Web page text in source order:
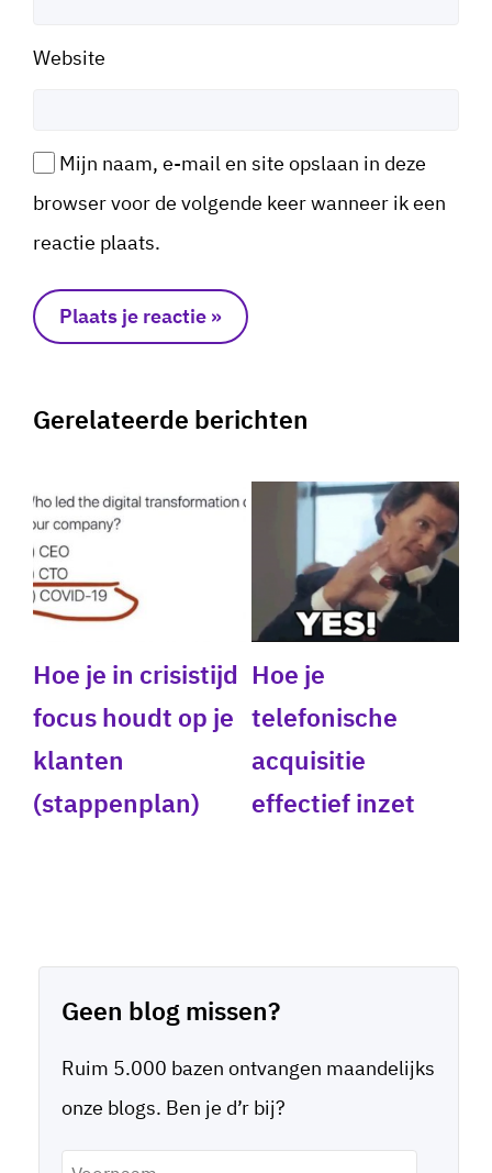
Website
Mijn naam, e-mail en site opslaan in deze
browser voor de volgende keer wanneer ik een
reactie plaats.
Gerelateerde berichten
Hoe je in crisistijd
focus houdt op je
klanten
(stappenplan)
Hoe je
telefonische
acquisitie
effectief inzet
Geen blog missen?
Ruim 5.000 bazen ontvangen maandelijks
onze blogs. Ben je d’r bij?
Voornaam *